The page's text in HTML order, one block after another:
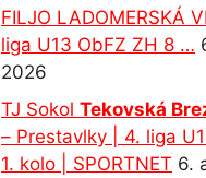
FILJO LADOMERSKÁ
liga U13 ObFZ ZH 8 …
2026
TJ Sokol Tekovská
– Prestavlky | 4. liga
1. kolo | SPORTNET 6.